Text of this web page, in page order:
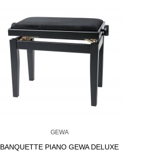
GEWA
BANQUETTE PIANO GEWA DELUXE